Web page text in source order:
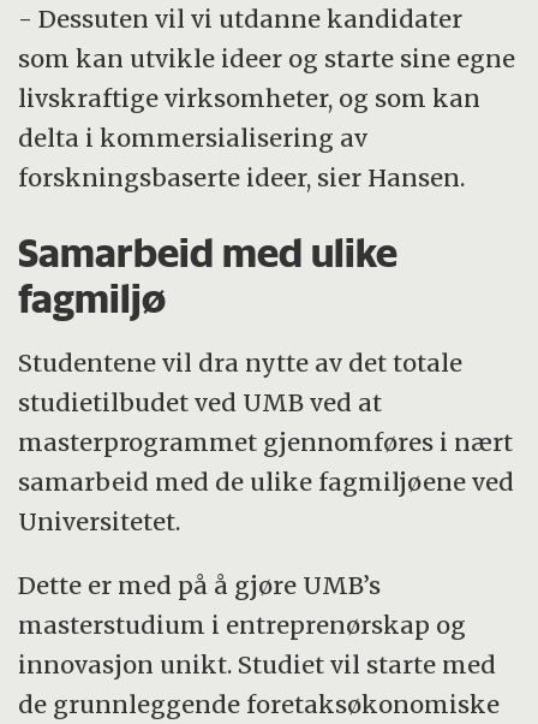
- Dessuten vil vi utdanne kandidater
som kan utvikle ideer og starte sine egne
livskraftige virksomheter, og som kan
delta i kommersialisering av
forskningsbaserte ideer, sier Hansen.
Samarbeid med ulike
fagmiljø
Studentene vil dra nytte av det totale
studietilbudet ved UMB ved at
masterprogrammet gjennomføres i nært
samarbeid med de ulike fagmiljøene ved
Universitetet.
Dette er med på å gjøre UMB’s
masterstudium i entreprenørskap og
innovasjon unikt. Studiet vil starte med
de grunnleggende foretaksøkonomiske